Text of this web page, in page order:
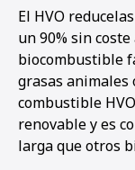
El HVO
un 90% sin
biocombustible
grasas animales
combustible
renovable y es
larga que otros